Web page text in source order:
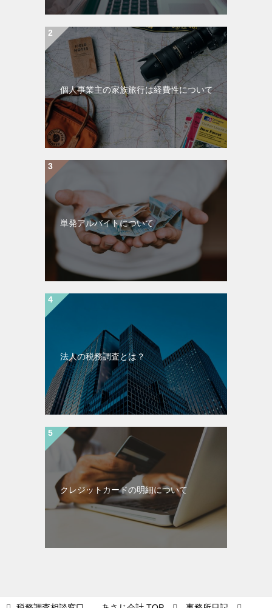
個人事業主の家族旅行は経費性について
単発アルバイトについて
法人の税務調査とは？
クレジットカードの明細について